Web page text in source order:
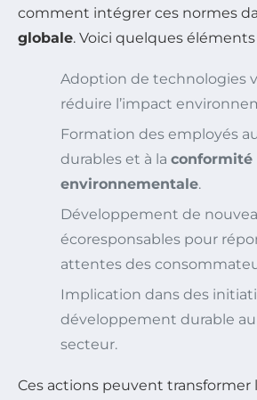
comment intégrer ces normes
globale. Voici quelques
Adoption de technologies
réduire l’impact
Formation des employés
durables et à la conformité
environnementale.
Développement de
écoresponsables pour
attentes des
Implication dans des
développement durable
secteur.
Ces actions peuvent transformer